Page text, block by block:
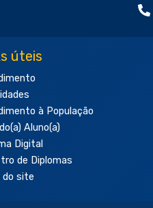
úteis
à População
Aluno(a)
Digital
de Diplomas
do site